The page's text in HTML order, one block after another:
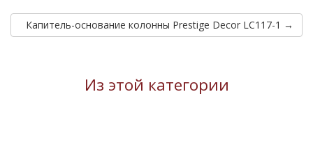
Капитель-основание колонны Prestige Decor LC117-1 →
Из этой категории